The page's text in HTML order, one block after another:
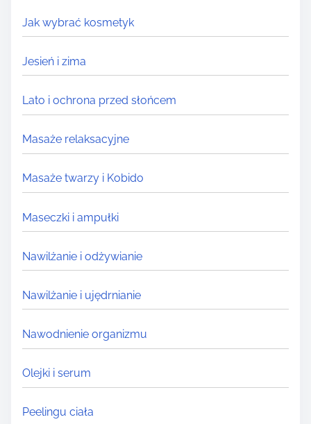
Jak wybrać kosmetyk
Jesień i zima
Lato i ochrona przed słońcem
Masaże relaksacyjne
Masaże twarzy i Kobido
Maseczki i ampułki
Nawilżanie i odżywianie
Nawilżanie i ujędrnianie
Nawodnienie organizmu
Olejki i serum
Peelingu ciała